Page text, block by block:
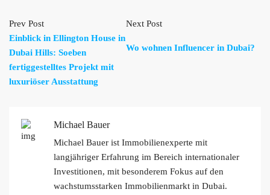
Prev Post
Einblick in Ellington House in
Dubai Hills: Soeben
fertiggestelltes Projekt mit
luxuriöser Ausstattung
Next Post
Wo wohnen Influencer in Dubai?
Michael Bauer
Michael Bauer ist Immobilienexperte mit
langjähriger Erfahrung im Bereich internationaler
Investitionen, mit besonderem Fokus auf den
wachstumsstarken Immobilienmarkt in Dubai.